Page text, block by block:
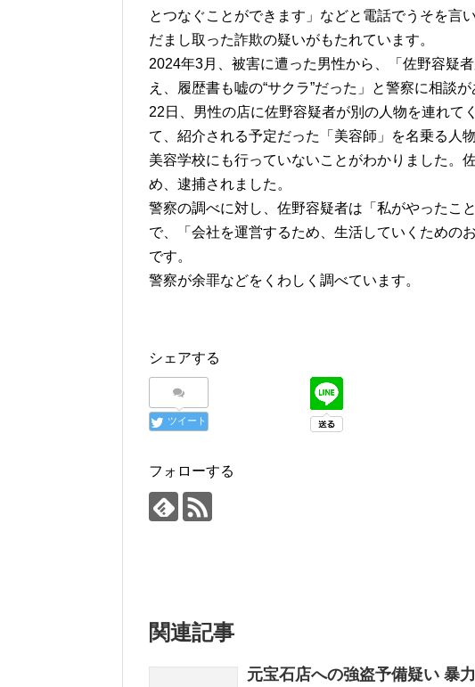
とつなぐことができます」などと電話でうそを言
だまし取った詐欺の疑いがもたれています。
2024年3月、被害に遭った男性から、「佐野容疑
え、履歴書も嘘の“サクラ”だった」と警察に相談が
22日、男性の店に佐野容疑者が別の人物を連れて
て、紹介される予定だった「美容師」を名乗る人
美容学校にも行っていないことがわかりました。
め、逮捕されました。
警察の調べに対し、佐野容疑者は「私がやったこ
で、「会社を運営するため、生活していくための
です。
警察が余罪などをくわしく調べています。
シェアする
ツイート
フォローする
関連記事
元宝石店への強盗予備疑い 暴